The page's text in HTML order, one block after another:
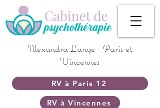
Alexandra Lange - Paris et
Vincennes
RV à Paris 12
RV à Vincennes